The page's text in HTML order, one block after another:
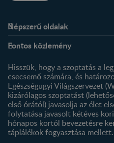
Népszerű oldalak
Kapcsolat
Történetünk
Termékeink
Termék kereső
Fontos közlemény
Hisszük, hogy a szoptatás a
csecsemő számára, és
Egészségügyi Világszervezet
kizárólagos szoptatást
első órától) javasolja az élet
folytatása javasolt kétéves
hónapos kortól bevezetésre
táplálékok fogyasztása mellett.